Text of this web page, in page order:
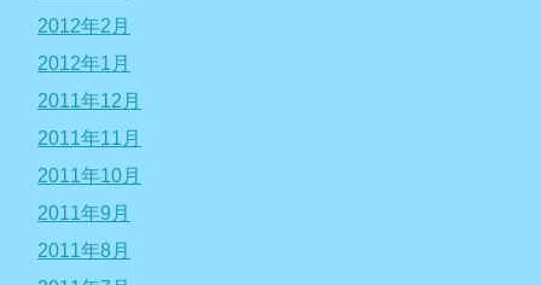
2012年2月
2012年1月
2011年12月
2011年11月
2011年10月
2011年9月
2011年8月